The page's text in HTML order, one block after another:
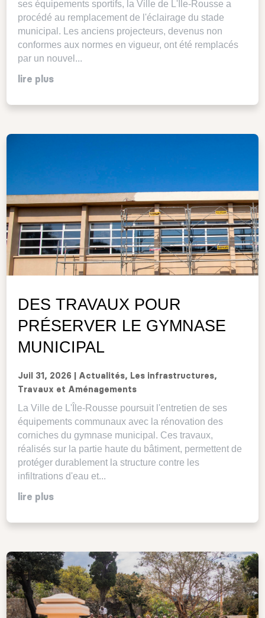
ses équipements sportifs, la Ville de L'Île-Rousse a
procédé au remplacement de l'éclairage du stade
municipal. Les anciens projecteurs, devenus non
conformes aux normes en vigueur, ont été remplacés
par un nouvel...
lire plus
DES TRAVAUX POUR
PRÉSERVER LE GYMNASE
MUNICIPAL
Juil 31, 2026 Actualités, Les infrastructures,
Travaux et Aménagements
La Ville de L'Île-Rousse poursuit l'entretien de ses
équipements communaux avec la rénovation des
corniches du gymnase municipal. Ces travaux,
réalisés sur la partie haute du bâtiment, permettent de
protéger durablement la structure contre les
infiltrations d'eau et...
lire plus